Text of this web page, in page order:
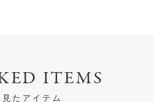
ITEMS
たアイテム